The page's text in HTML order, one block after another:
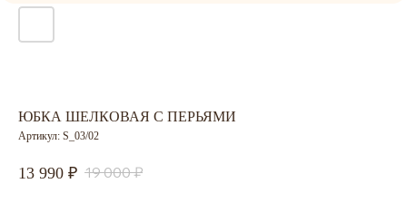
ЮБКА ШЕЛКОВАЯ С ПЕРЬЯМИ
Артикул: S_03/02
13 990 19 000